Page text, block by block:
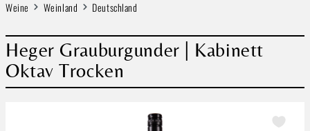
Weine Weinland Deutschland
Heger Grauburgunder | Kabinett
Oktav Trocken